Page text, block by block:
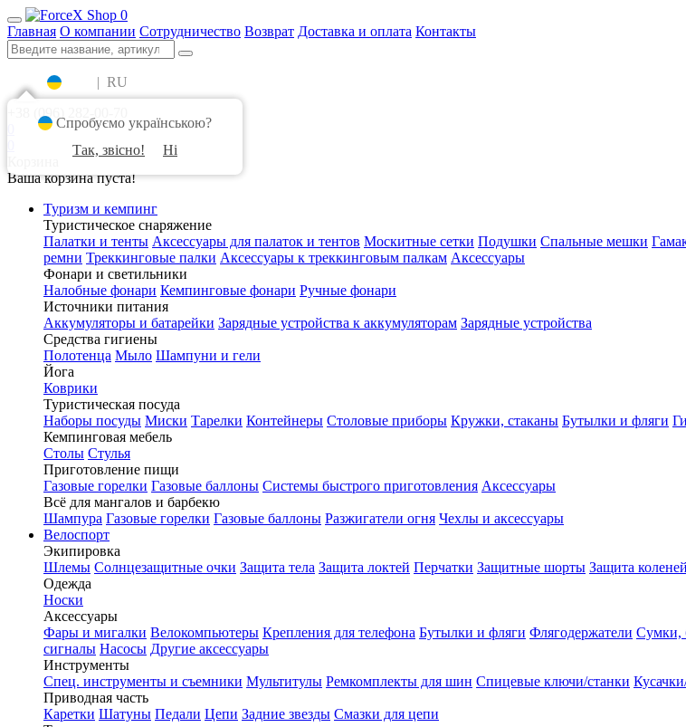
0
Главная О компании Сотрудничество Возврат Доставка и оплата Контакты
| RU
+38 (096) 282-00-70
Ваша корзина пуста!
Туризм и кемпинг
Туристическое снаряжение
Палатки и тенты Аксессуары для палаток и тентов Москитные сетки Подушки Спальные мешки
ремни Треккинговые палки Аксессуары к треккинговым палкам Аксессуары
Фонари и светильники
Налобные фонари Кемпинговые фонари Ручные фонари
Источники питания
Аккумуляторы и батарейки Зарядные устройства к аккумуляторам Зарядные устройства
Средства гигиены
Полотенца Мыло Шампуни и гели
Йога
Коврики
Туристическая посуда
Наборы посуды Миски Тарелки Контейнеры Столовые приборы Кружки, стаканы Бутылки и фляги
Кемпинговая мебель
Столы Стулья
Приготовление пищи
Газовые горелки Газовые баллоны Системы быстрого приготовления Аксессуары
Всё для мангалов и барбекю
Шампура Газовые горелки Газовые баллоны Разжигатели огня Чехлы и аксессуары
Велоспорт
Экипировка
Шлемы Солнцезащитные очки Защита тела Защита локтей Перчатки Защитные шорты Защита
Одежда
Носки
Аксессуары
Фары и мигалки Велокомпьютеры Крепления для телефона Бутылки и фляги Флягодержатели Сумки,
сигналы Насосы Другие аксессуары
Инструменты
Спец. инструменты и съемники Мультитулы Ремкомплекты для шин Спицевые ключи/станки
Приводная часть
Каретки Шатуны Педали Цепи Задние звезды Смазки для цепи
Спробуємо українською?
Так, звісно!
Ні